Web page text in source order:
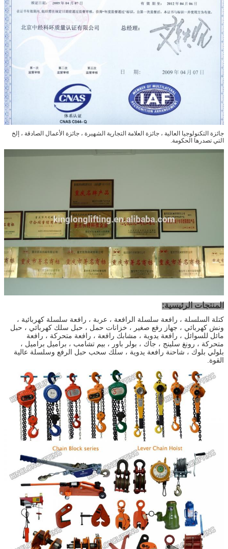
جائزة التكنولوجيا العالية ، جائزة العلامة التجارية الشهيرة ، جائزة الأعمال الصادقة ، إلخ
التي تصدرها الحكومة.
المنتجات الرئيسية:
كتلة السلسلة ، رافعة سلسلة الرافعة ، عربة ، رافعة سلسلة كهربائية ،
ونش كهربائي ، جهاز رفع صغير ، خزانات حمل ، حبل سلك كهربائي ، حبل
مائل للسوائل ، رافعة يدوية ، مشابك رافعة ، رافعة متحركة ، رافعة
متحركة ، رونغ سلينج ، جاك ، بولر باور ، بيم تشامب ، براميل براميل ،
بلولي بلوك ، شاحنة رافعة يدوية ، سلك سحب حبل الرفع وسلسلة عالية
القوة.